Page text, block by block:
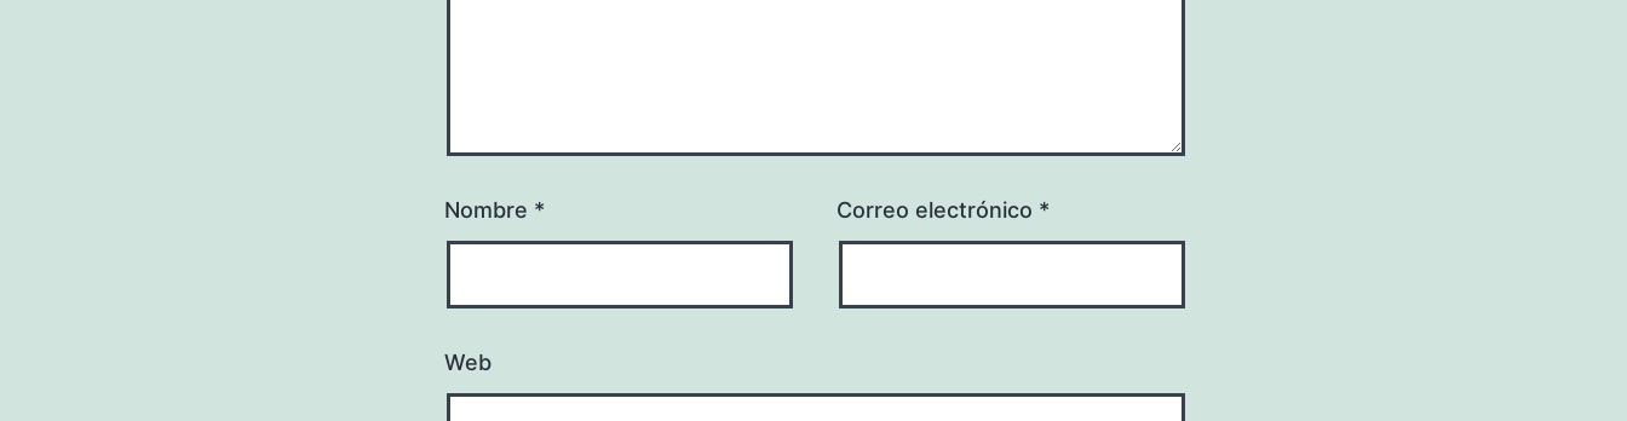
Nombre * Correo electrónico *
Web